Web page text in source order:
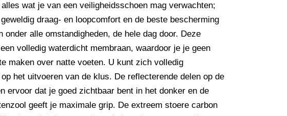
wat je van een veiligheidsschoen mag verwachten;
draag- en loopcomfort en de beste bescherming
onder alle omstandigheden, de hele dag door. Deze
volledig waterdicht membraan, waardoor je je geen
maken over natte voeten. U kunt zich volledig
het uitvoeren van de klus. De reflecterende delen op de
ervoor dat je goed zichtbaar bent in het donker en de
geeft je maximale grip. De extreem stoere carbon